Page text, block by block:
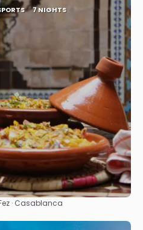
7 NIGHTS
See
· Casablanca